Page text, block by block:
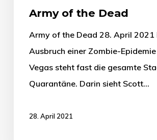
Army of the Dead
Army of the Dead 28. April 2021
Ausbruch einer Zombie-
Vegas steht fast die gesamte
Quarantäne. Darin sieht Scott…
28. April 2021